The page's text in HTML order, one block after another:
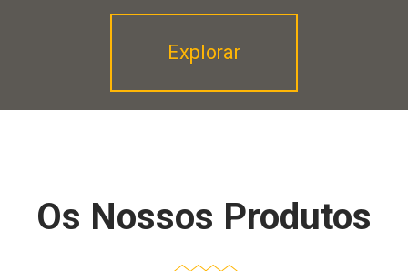
Explorar
Os Nossos Produtos